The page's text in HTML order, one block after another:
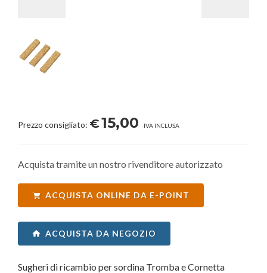
Prezzo consigliato: €15,00 IVA INCLUSA
Acquista tramite un nostro rivenditore autorizzato
ACQUISTA ONLINE DA E-POINT
ACQUISTA DA NEGOZIO
Sugheri di ricambio per sordina Tromba e Cornetta